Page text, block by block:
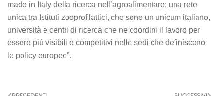
made in Italy della ricerca nell’agroalimentare: una rete
unica tra Istituti zooprofilattici, che sono un unicum italiano,
università e centri di ricerca che ne coordini il lavoro per
essere più visibili e competitivi nelle sedi che definiscono
le policy europee”.